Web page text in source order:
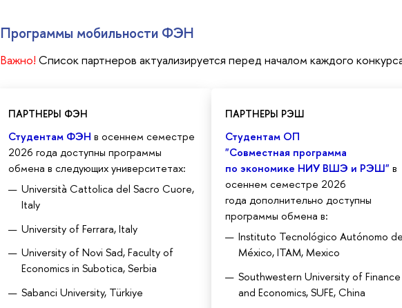
Программы мобильности ФЭН
Важно!Список партнеров актуализируется перед началом каждого
ПАРТНЕРЫ ФЭН
Студентам ФЭН в осеннем семестре
2026 года доступны программы
обмена в следующих университетах:
Università Cattolica del Sacro Cuore,
Italy
University of Ferrara, Italy
University of Novi Sad, Faculty of
Economics in Subotica, Serbia
Sabanci University, Türkiye
ПАРТНЕРЫ РЭШ
Студентам ОП
"Совместная программа
по экономике НИУ ВШЭ и РЭШ" в
осеннем семестре 2026
года дополнительно доступны
программы обмена в:
Instituto Tecnológico Autónomo de
México, ITAM, Mexico
Southwestern University of Finance
and Economics, SUFE, China